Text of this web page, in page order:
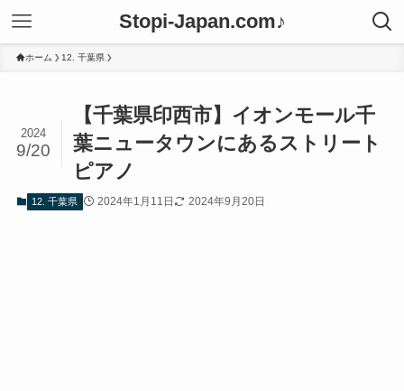
Stopi-Japan.com♪
ホーム 12. 千葉県
【千葉県印西市】イオンモール千
葉ニュータウンにあるストリート
ピアノ
2024
9/20
12. 千葉県 2024年1月11日 2024年9月20日